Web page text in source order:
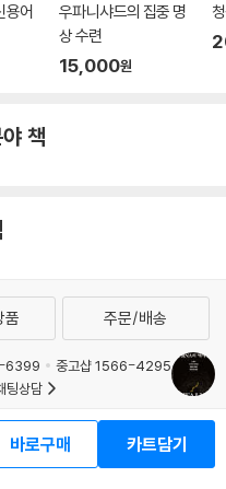
용어
우파니샤드의 집중 명
상 수련
15,000원
책
바로구매 카트담기
품 주문/배송
6399
중고샵 1566-4295
상담
자 정보
청소년보호정책